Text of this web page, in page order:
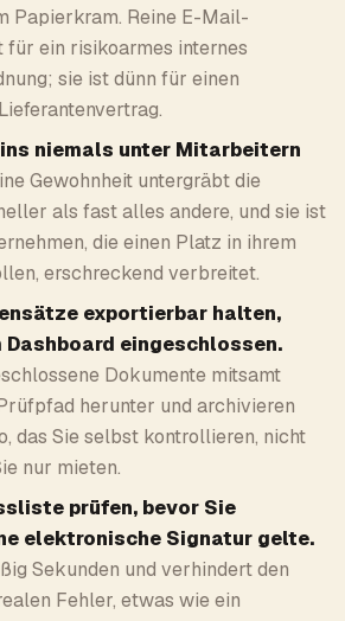
Papierkram. Reine E-Mail-
für ein risikoarmes internes
sie ist dünn für einen
niemals unter Mitarbeitern
Gewohnheit untergräbt die
als fast alles andere, und sie ist
die einen Platz in ihrem
erschreckend verbreitet.
exportierbar halten,
Dashboard eingeschlossen.
Dokumente mitsamt
herunter und archivieren
das Sie selbst kontrollieren, nicht
nur mieten.
prüfen, bevor Sie
elektronische Signatur gelte.
Sekunden und verhindert den
Fehler, etwas wie ein